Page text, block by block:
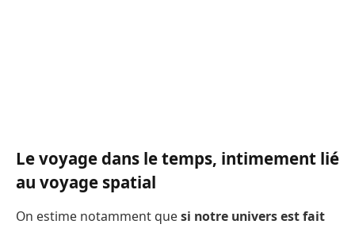
Le voyage dans le temps, intimement lié
au voyage spatial
On estime notamment quesi notre univers est fait